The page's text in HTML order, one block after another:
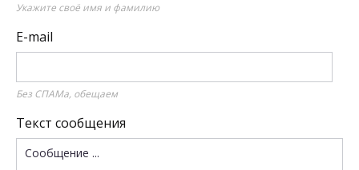
Укажите своё имя и фамилию
E-mail
Без СПАМа, обещаем
Текст сообщения